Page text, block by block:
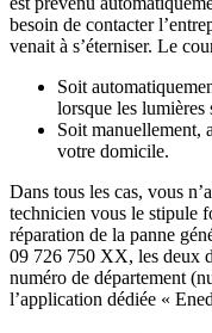
besoin de contacter
venait à s’éterniser. Le
Soit
lorsque les lumières
Soit manuellement,
votre domicile.
Dans tous les cas, vous
technicien vous le stipule
réparation de la panne
09 726 750 XX, les deux
numéro de département
l’application dédiée «